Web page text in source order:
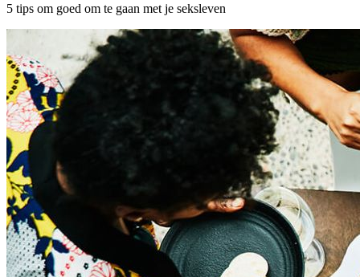
5 tips om goed om te gaan met je seksleven